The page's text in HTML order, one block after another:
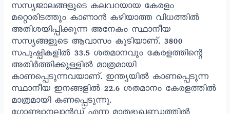
സസ്യജാലങ്ങളുടെ കലവറയായ കേരളം
മറ്റൊരിടത്തും കാണാൻ കഴിയാത്ത വിധത്തിൽ
അതിശയിപ്പിക്കുന്ന അനേകം സ്ഥാനീയ
സസ്യങ്ങളുടെ ആവാസം കൂടിയാണ്. 3800
സപുഷ്പികളിൽ 33.5 ശതമാനവും കേരളത്തിന്റെ
അതിർത്തിക്കുള്ളിൽ മാത്രമായി
കാണപ്പെടുന്നവയാണ്. ഇന്ത്യയിൽ കാണപ്പെടുന്ന
സ്ഥാനീയ ഇനങ്ങളിൽ 22.6 ശതമാനം കേരളത്തിൽ
മാത്രമായി കണപ്പെടുന്നു.